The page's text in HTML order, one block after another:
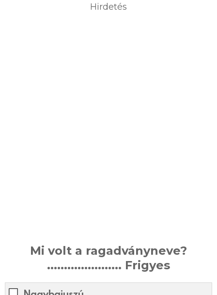
Hirdetés
Mi volt a ragadványneve?
...................... Frigyes